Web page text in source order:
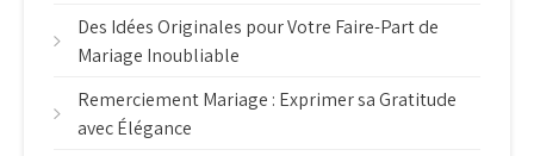
Des Idées Originales pour Votre Faire-Part de
Mariage Inoubliable
Remerciement Mariage : Exprimer sa Gratitude
avec Élégance